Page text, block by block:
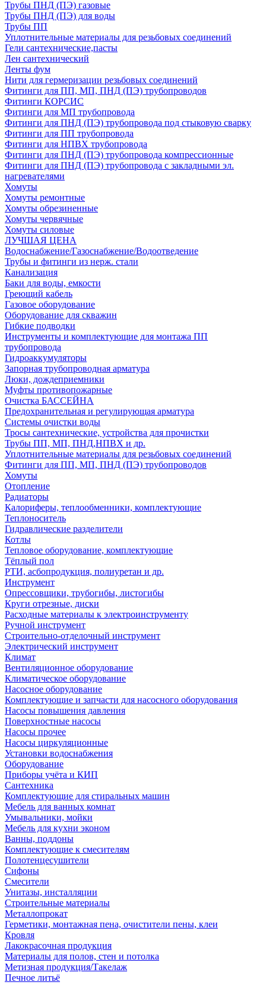
Трубы ПНД (ПЭ) газовые
Трубы ПНД (ПЭ) для воды
Трубы ПП
Уплотнительные материалы для резьбовых соединений
Гели сантехнические,пасты
Лен сантехнический
Ленты фум
Нити для гермеризации резьбовых соединений
Фитинги для ПП, МП, ПНД (ПЭ) трубопроводов
Фитинги КОРСИС
Фитинги для МП трубопровода
Фитинги для ПНД (ПЭ) трубопровода под стыковую сварку
Фитинги для ПП трубопровода
Фитинги для НПВХ трубопровода
Фитинги для ПНД (ПЭ) трубопровода компрессионные
Фитинги для ПНД (ПЭ) трубопровода с закладными эл.
нагревателями
Хомуты
Хомуты ремонтные
Хомуты обрезиненные
Хомуты червячные
Хомуты силовые
ЛУЧШАЯ ЦЕНА
Водоснабжение/Газоснабжение/Водоотведение
Трубы и фитинги из нерж. стали
Канализация
Баки для воды, емкости
Греющий кабель
Газовое оборудование
Оборудование для скважин
Гибкие подводки
Инструменты и комплектующие для монтажа ПП
трубопровода
Гидроаккумуляторы
Запорная трубопроводная арматура
Люки, дождеприемники
Муфты противопожарные
Очистка БАССЕЙНА
Предохранительная и регулирующая арматура
Системы очистки воды
Тросы сантехнические, устройства для прочистки
Трубы ПП, МП, ПНД,НПВХ и др.
Уплотнительные материалы для резьбовых соединений
Фитинги для ПП, МП, ПНД (ПЭ) трубопроводов
Хомуты
Отопление
Радиаторы
Калориферы, теплообменники, комплектующие
Теплоноситель
Гидравлические разделители
Котлы
Тепловое оборудование, комплектующие
Тёплый пол
РТИ, асбопродукция, полиуретан и др.
Инструмент
Опрессовщики, трубогибы, листогибы
Круги отрезные, диски
Расходные материалы к электроинструменту
Ручной инструмент
Строительно-отделочный инструмент
Электрический инструмент
Климат
Вентиляционное оборудование
Климатическое оборудование
Насосное оборудование
Комплектующие и запчасти для насосного оборудования
Насосы повышения давления
Поверхностные насосы
Насосы прочее
Насосы циркуляционные
Установки водоснабжения
Оборудование
Приборы учёта и КИП
Сантехника
Комплектующие для стиральных машин
Мебель для ванных комнат
Умывальники, мойки
Мебель для кухни эконом
Ванны, поддоны
Комплектующие к смесителям
Полотенцесушители
Сифоны
Смесители
Унитазы, инсталляции
Строительные материалы
Металлопрокат
Герметики, монтажная пена, очистители пены, клеи
Кровля
Лакокрасочная продукция
Материалы для полов, стен и потолка
Метизная продукция/Такелаж
Печное литьё